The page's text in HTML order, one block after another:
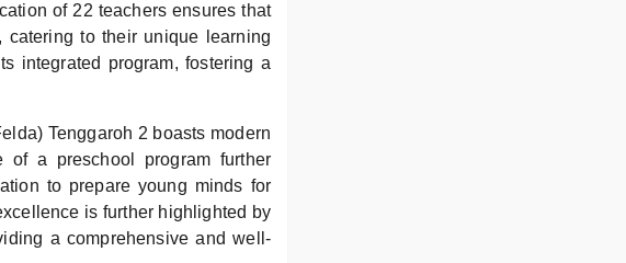
of 22 teachers ensures that
catering to their unique learning
integrated program, fostering a
Tenggaroh 2 boasts modern
of a preschool program further
to prepare young minds for
is further highlighted by
a comprehensive and well-